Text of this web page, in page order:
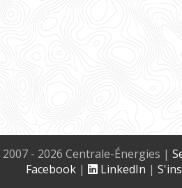
2007 - 2026 Centrale-Énergies |
Facebook| LinkedIn |